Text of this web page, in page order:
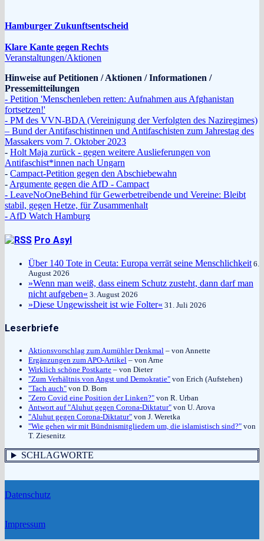
Hamburger Zukunftsentscheid
Klare Kante gegen Rechts
Veranstaltungen/Aktionen
Hinweise auf Petitionen / Aktionen / Informationen /
Pressemitteilungen
- Petition 'Menschenleben retten: Aufnahmen aus Afghanistan
fortsetzen!'
- PM des VVN-BDA (Vereinigung der Verfolgten des Naziregimes)
– Bund der Antifaschistinnen und Antifaschisten zum Jahrestag des
Massakers vom 7. Oktober 2023
- Holt Maja zurück - gegen weitere Auslieferungen von
Antifaschist*innen nach Ungarn
- Campact-Petition gegen den Abschiebewahn
- Argumente gegen die AfD - Campact
- LeaveNoOneBehind für Gewerbetreibende und Vereine: Bleibt
stabil, gegen Hetze, für Zusammenhalt
- AfD Watch Hamburg
Pro Asyl
Über 140 Tote in Ceuta: Europa verrät seine Menschlichkeit 6.
August 2026
»Wenn man weiß, dass einem Schutz zusteht, dann darf man
nicht aufgeben« 3. August 2026
»Diese Ungewissheit ist wie Folter« 31. Juli 2026
Leserbriefe
Aktionsvorschlag zum Aumühler Denkmal – von Annette
Ergänzungen zum APO-Artikel – von Arne
Wirklich schöne Postkarte – von Dieter
"Zum Verhältnis von Angst und Demokratie" von Erich (Aufstehen)
"Tach auch" von D. Born
"Zero Covid eine Position der Linken?" von R. Urban
Antwort auf "Aluhut gegen Corona-Diktatur" von U. Arova
"Aluhut gegen Corona-Diktatur" von J. Weretka
"Wie gehen wir mit Bündnismitgliedern um, die islamistisch sind?" von
T. Ziesenitz
SCHLAGWORTE
Datenschutz
Impressum